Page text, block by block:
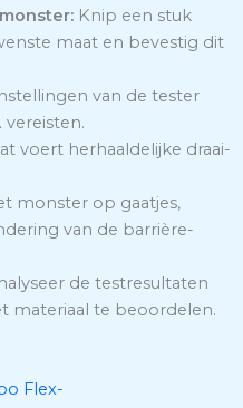
Knip een stuk
maat en bevestig dit
van de tester
vereisten.
voert herhaaldelijke draai-
monster op gaatjes,
van de barrière-
de testresultaten
materiaal te beoordelen.
Flex-